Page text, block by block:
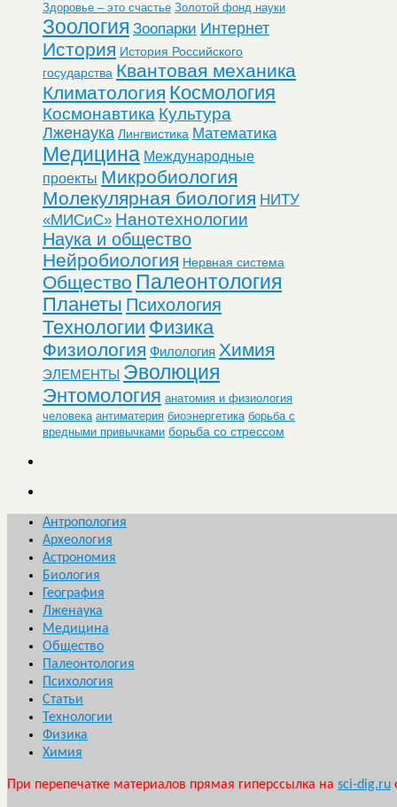
Здоровье – это счастье Золотой фонд науки
Зоология Зоопарки Интернет
История История Российского
государства Квантовая механика
Климатология Космология
Космонавтика Культура
Лженаука Лингвистика Математика
Медицина Международные
проекты Микробиология
Молекулярная биология НИТУ
«МИСиС» Нанотехнологии
Наука и общество
Нейробиология Нервная система
Общество Палеонтология
Планеты Психология
Технологии Физика
Физиология Филология Химия
ЭЛЕМЕНТЫ Эволюция
Энтомология анатомия и физиология
человека антиматерия биоэнергетика борьба с
вредными привычками борьба со стрессом
Антропология
Археология
Астрономия
Биология
География
Лженаука
Медицина
Общество
Палеонтология
Психология
Статьи
Технологии
Физика
Химия
При перепечатке материалов прямая гиперссылка на sci-dig.ru